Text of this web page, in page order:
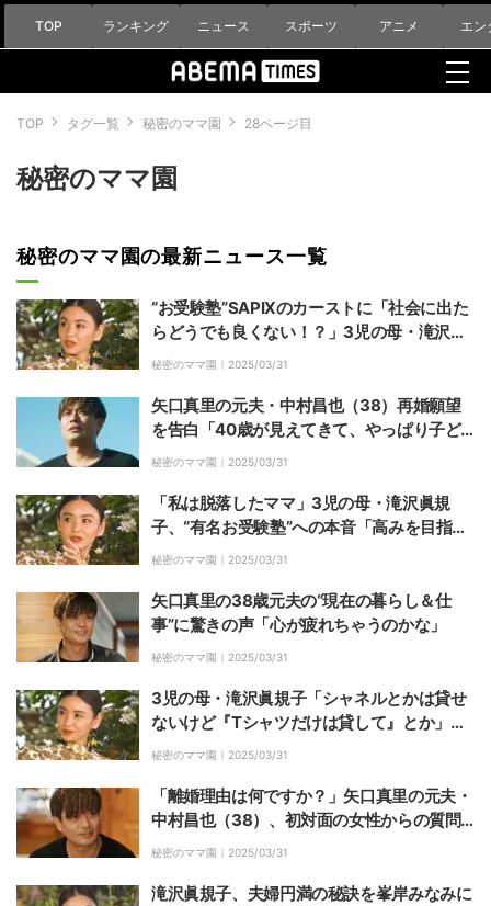
TOP ランキング ニュース スポーツ アニメ エン
TOP タグ一覧 秘密のママ園 28ページ目
秘密のママ園
秘密のママ園の最新ニュース一覧
“お受験塾”SAPIXのカーストに「社会に出た
らどうでも良くない！？」3児の母・滝沢眞
規子が本音
秘密のママ園｜ 2025/03/31
矢口真里の元夫・中村昌也（38）再婚願望
を告白「40歳が見えてきて、やっぱり子ど
もが欲しいと思った」
秘密のママ園｜ 2025/03/31
「私は脱落したママ」3児の母・滝沢眞規
子、“有名お受験塾”への本音「高みを目指し
てない子は行く必要がない」
秘密のママ園｜ 2025/03/31
矢口真里の38歳元夫の“現在の暮らし＆仕
事”に驚きの声「心が疲れちゃうのかな」
秘密のママ園｜ 2025/03/31
3児の母・滝沢眞規子「シャネルとかは貸せ
ないけど『Tシャツだけは貸して』とか」娘
たちのファッションを紹介
秘密のママ園｜ 2025/03/31
「離婚理由は何ですか？」矢口真里の元夫・
中村昌也（38）、初対面の女性からの質問
に動揺
秘密のママ園｜ 2025/03/31
滝沢眞規子、夫婦円満の秘訣を峯岸みなみに